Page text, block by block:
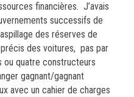
financières. J’avais
successifs de
des réserves de
des voitures, pas par
quatre constructeurs
gagnant/gagnant
avec un cahier de charges